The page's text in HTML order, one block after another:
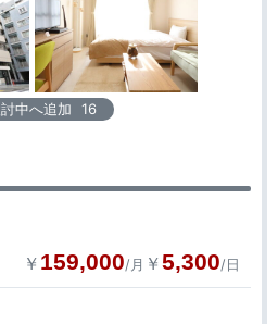
中へ追加 16
￥ 159,000/月 ￥5,300/日